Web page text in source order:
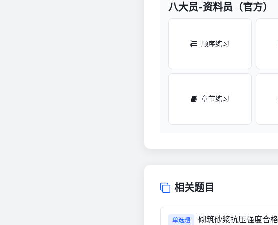
八大员-资料员（官方）
顺序练习
章节练习
相关题目
单选题
砌筑砂浆抗压强度合